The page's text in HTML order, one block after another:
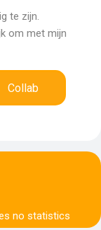
te zijn.
om met mijn
Collab
no statistics